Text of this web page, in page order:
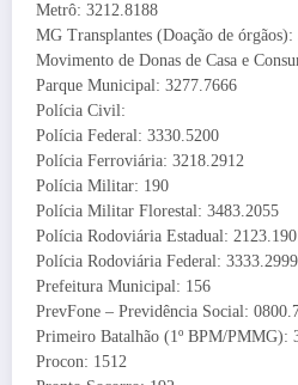
Metrô: 3212.8188
MG Transplantes (Doação de órgãos):
Movimento de Donas de Casa e
Parque Municipal: 3277.7666
Polícia Civil:
Polícia Federal: 3330.5200
Polícia Ferroviária: 3218.2912
Polícia Militar: 190
Polícia Militar Florestal: 3483.2055
Polícia Rodoviária Estadual:
Polícia Rodoviária Federal: 3333.2999
Prefeitura Municipal: 156
PrevFone – Previdência Social:
Primeiro Batalhão (1º BPM/PMMG):
Procon: 1512